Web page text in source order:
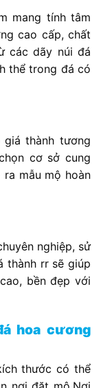
mang tính tâm
cao cấp, chất
các dãy núi đá
thể trong đá có
thành tương
cơ sở cung
mẫu mộ hoàn
nghiệp, sử
thành rr sẽ giúp
bền đẹp với
hoa cương
thước có thể